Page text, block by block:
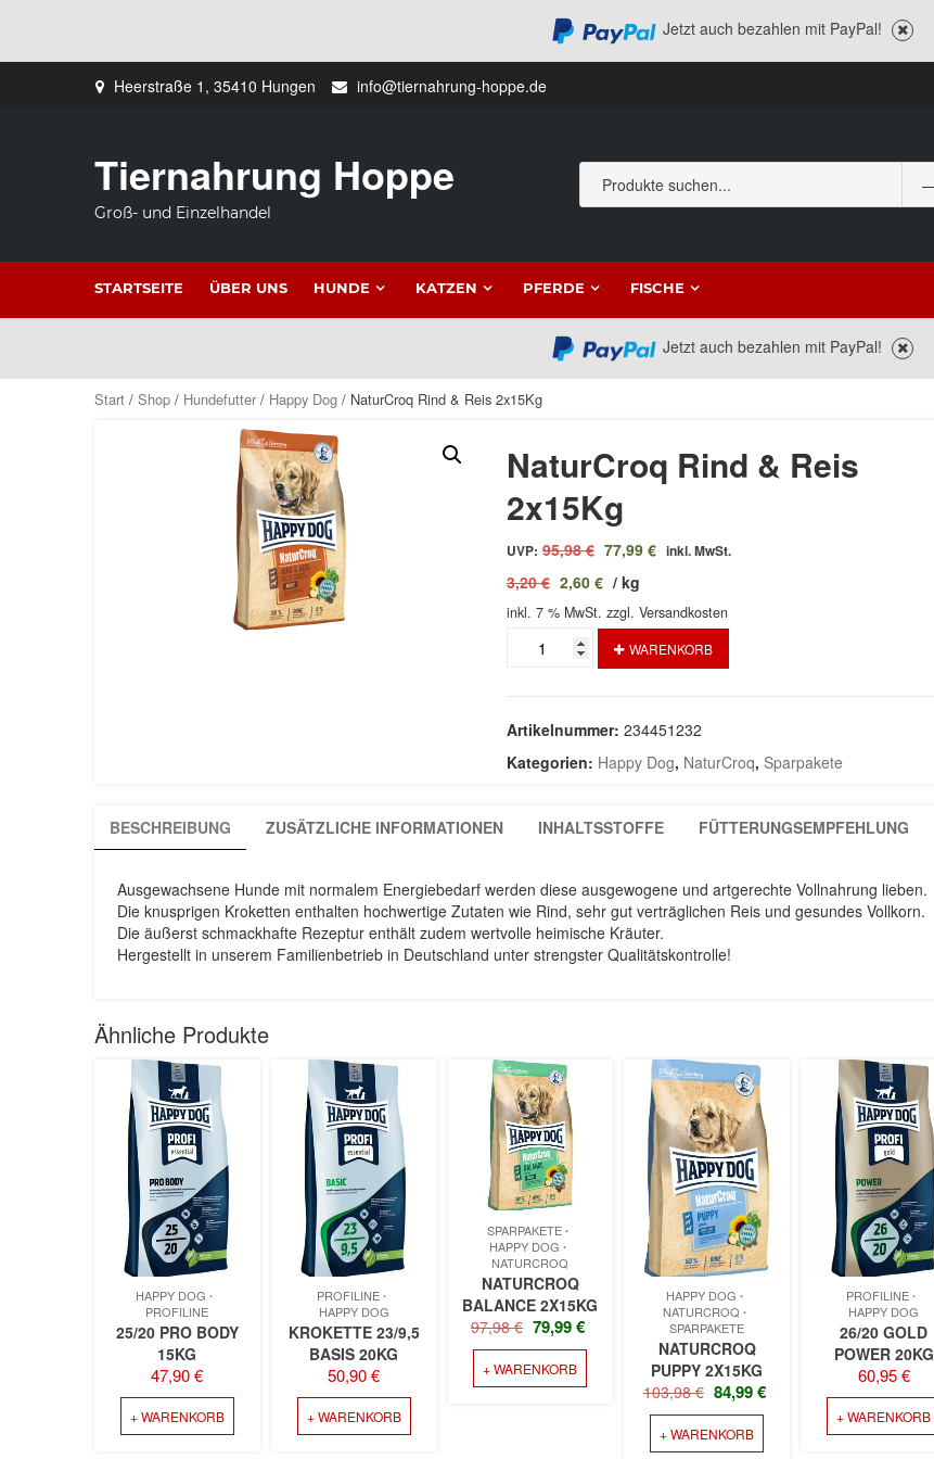
Jetzt auch bezahlen mit PayPal!
Heerstraße 1, 35410 Hungen info@tiernahrung-hoppe.de
Tiernahrung Hoppe
Groß- und Einzelhandel
STARTSEITE ÜBER UNS HUNDE KATZEN PFERDE FISCHE
Jetzt auch bezahlen mit PayPal!
Start / Shop / Hundefutter / Happy Dog / NaturCroq Rind & Reis 2x15Kg
NaturCroq Rind & Reis
2x15Kg
UVP: 95,98€ Ursprünglicher
war:
95,98 €
77,99 € Aktueller
77,99 €.
inkl. MwSt.
3,20€ 2,60 € / kg
inkl. 7 % MwSt. zzgl. Versandkosten
NaturCroq
Reis
2x15Kg
WARENKORB
Artikelnummer: 234451232
Kategorien: Happy Dog, NaturCroq, Sparpakete
BESCHREIBUNG ZUSÄTZLICHE INFORMATIONEN INHALTSSTOFFE FÜTTERUNGSEMPFEHLUNG
Ausgewachsene Hunde mit normalem Energiebedarf werden diese ausgewogene und artgerechte Vollnahrung lieben.
Die knusprigen Kroketten enthalten hochwertige Zutaten wie Rind, sehr gut verträglichen Reis und gesundes Vollkorn.
Die äußerst schmackhafte Rezeptur enthält zudem wertvolle heimische Kräuter.
Hergestellt in unserem Familienbetrieb in Deutschland unter strengster Qualitätskontrolle!
Ähnliche Produkte
HAPPY DOG
PROFILINE
25/20 PRO BODY
15KG
47,90€
+ WARENKORB
PROFILINE
HAPPY DOG
KROKETTE 23/9,5
BASIS 20KG
50,90€
+ WARENKORB
SPARPAKETE
HAPPY DOG
NATURCROQ
NATURCROQ
BALANCE 2X15KG
97,98€ URSPRÜNGLICHER
PREIS
WAR:
97,98 €
79,99€
AKTUELLER
79,99 €.
+ WARENKORB
HAPPY DOG
NATURCROQ
SPARPAKETE
NATURCROQ
PUPPY 2X15KG
103,98€ URSPRÜNGLICHER
PREIS
WAR:
84,99€
+ WARENKORB
PROFILINE
HAPPY DOG
26/20 GOLD
POWER 20KG
60,95€
+ WARENKORB